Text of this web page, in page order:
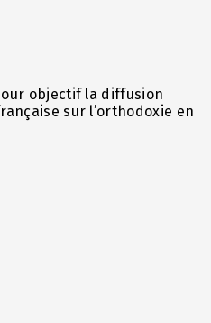
objectif la diffusion
sur l’orthodoxie en